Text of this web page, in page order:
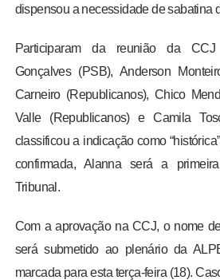
dispensou a necessidade de sabatina
Participaram da reunião da
Gonçalves (PSB), Anderson
Carneiro (Republicanos), Chico
Valle (Republicanos) e Camila
classificou a indicação como
confirmada, Alanna será a
Tribunal.
Com a aprovação na CCJ, o nome
será submetido ao plenário da
marcada para esta terça-feira (18).